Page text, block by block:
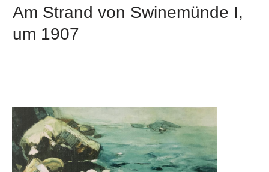
Am Strand von Swinemünde I,
um 1907